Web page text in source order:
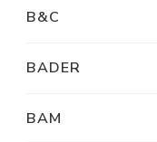
B&C
BADER
BAM